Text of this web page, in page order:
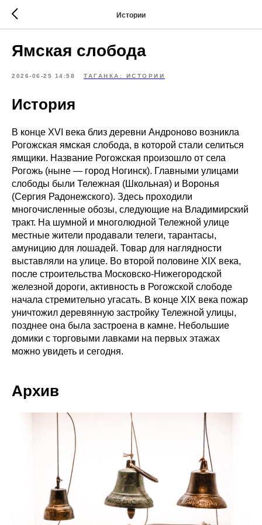
Истории
Ямская слобода
2026-06-25 14:58 ТАГАНКА: ИСТОРИИ
История
В конце XVI века близ деревни Андроново возникла
Рогожская ямская слобода, в которой стали селиться
ямщики. Название Рогожская произошло от села
Рогожь (ныне — город Ногинск). Главными улицами
слободы были Тележная (Школьная) и Воронья
(Сергия Радонежского). Здесь проходили
многочисленные обозы, следующие на Владимирский
тракт. На шумной и многолюдной Тележной улице
местные жители продавали телеги, тарантасы,
амуницию для лошадей. Товар для наглядности
выставляли на улице. Во второй половине XIX века,
после строительства Московско-Нижегородской
железной дороги, активность в Рогожской слободе
начала стремительно угасать. В конце XIX века пожар
уничтожил деревянную застройку Тележной улицы,
позднее она была застроена в камне. Небольшие
домики с торговыми лавками на первых этажах
можно увидеть и сегодня.
Архив